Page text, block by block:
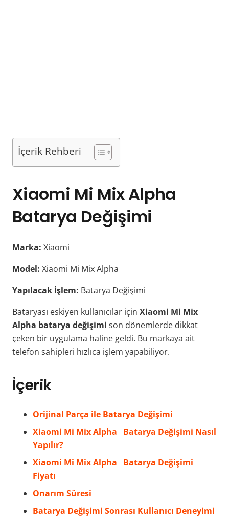
İçerik Rehberi
Xiaomi Mi Mix Alpha
Batarya Değişimi
Marka: Xiaomi
Model: Xiaomi Mi Mix Alpha
Yapılacak İşlem: Batarya Değişimi
Bataryası eskiyen kullanıcılar için Xiaomi Mi Mix
Alpha batarya değişimi son dönemlerde dikkat
çeken bir uygulama haline geldi. Bu markaya ait
telefon sahipleri hızlıca işlem yapabiliyor.
İçerik
Orijinal Parça ile Batarya Değişimi
Xiaomi Mi Mix Alpha Batarya Değişimi Nasıl
Yapılır?
Xiaomi Mi Mix Alpha Batarya Değişimi
Fiyatı
Onarım Süresi
Batarya Değişimi Sonrası Kullanıcı Deneyimi